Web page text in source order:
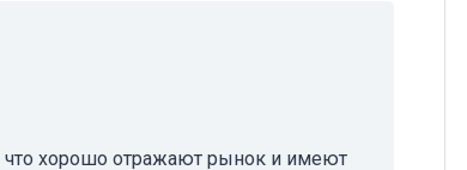
что хорошо отражают рынок и имеют